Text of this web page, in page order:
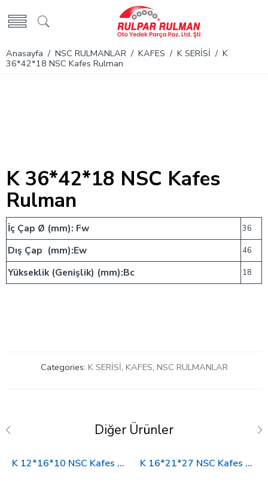
Anasayfa / NSC RULMANLAR / KAFES / K SERİSİ / K
36*42*18 NSC Kafes Rulman
K 36*42*18 NSC Kafes
Rulman
İç Çap Ø (mm): Fw 36
Dış Çap (mm):Ew 46
Yükseklik (Genişlik) (mm):Bc 18
Categories: K SERİSİ, KAFES, NSC RULMANLAR
Diğer Ürünler
K 12*16*10 NSC Kafes Rulman K 16*21*27 NSC Kafes Rulman